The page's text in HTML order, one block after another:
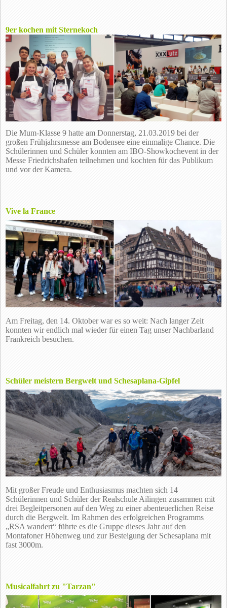
9er kochen mit Sternekoch
Die Mum-Klasse 9 hatte am Donnerstag, 21.03.2019 bei der
großen Frühjahrsmesse am Bodensee eine einmalige Chance. Die
Schülerinnen und Schüler konnten am IBO-Showkochevent in der
Messe Friedrichshafen teilnehmen und kochten für das Publikum
und vor der Kamera.
Vive la France
Am Freitag, den 14. Oktober war es so weit: Nach langer Zeit
konnten wir endlich mal wieder für einen Tag unser Nachbarland
Frankreich besuchen.
Schüler meistern Bergwelt und Schesaplana-Gipfel
Mit großer Freude und Enthusiasmus machten sich 14
Schülerinnen und Schüler der Realschule Ailingen zusammen mit
drei Begleitpersonen auf den Weg zu einer abenteuerlichen Reise
durch die Bergwelt. Im Rahmen des erfolgreichen Programms
„RSA wandert“ führte es die Gruppe dieses Jahr auf den
Montafoner Höhenweg und zur Besteigung der Schesaplana mit
fast 3000m.
Musicalfahrt zu "Tarzan"